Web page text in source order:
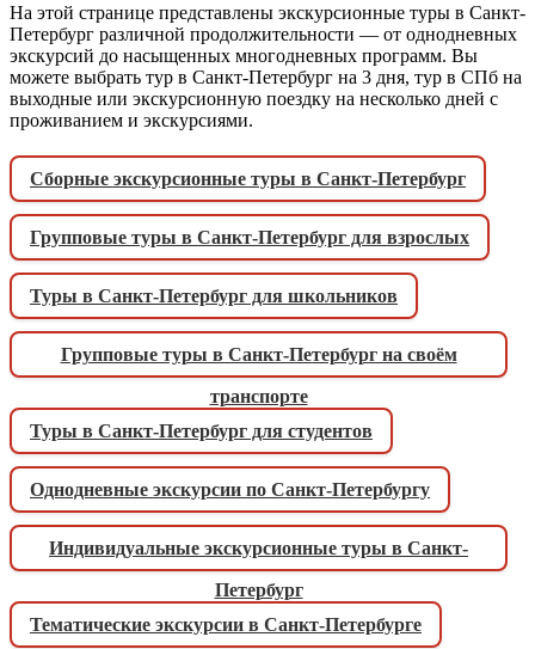
На этой странице представлены экскурсионные туры в Санкт-
Петербург различной продолжительности — от однодневных
экскурсий до насыщенных многодневных программ. Вы
можете выбрать тур в Санкт-Петербург на 3 дня, тур в СПб на
выходные или экскурсионную поездку на несколько дней с
проживанием и экскурсиями.
Сборные экскурсионные туры в Санкт-Петербург
Групповые туры в Санкт-Петербург для взрослых
Туры в Санкт-Петербург для школьников
Групповые туры в Санкт-Петербург на своём
транспорте
Туры в Санкт-Петербург для студентов
Однодневные экскурсии по Санкт-Петербургу
Индивидуальные экскурсионные туры в Санкт-
Петербург
Тематические экскурсии в Санкт-Петербурге